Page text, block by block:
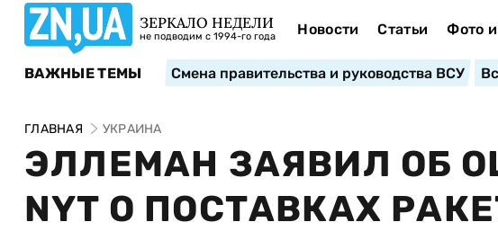
ЗЕРКАЛО НЕДЕЛИ
не подводим с 1994-го года Новости Статьи Фото
ВАЖНЫЕ ТЕМЫ Смена правительства и руководства ВСУ
ГЛАВНАЯ УКРАИНА
ЭЛЛЕМАН ЗАЯВИЛ ОБ
NYT О ПОСТАВКАХ